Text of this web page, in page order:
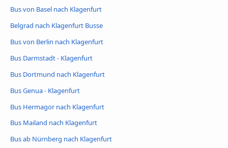
Bus von Basel nach Klagenfurt
Belgrad nach Klagenfurt Busse
Bus von Berlin nach Klagenfurt
Bus Darmstadt - Klagenfurt
Bus Dortmund nach Klagenfurt
Bus Genua - Klagenfurt
Bus Hermagor nach Klagenfurt
Bus Mailand nach Klagenfurt
Bus ab Nürnberg nach Klagenfurt